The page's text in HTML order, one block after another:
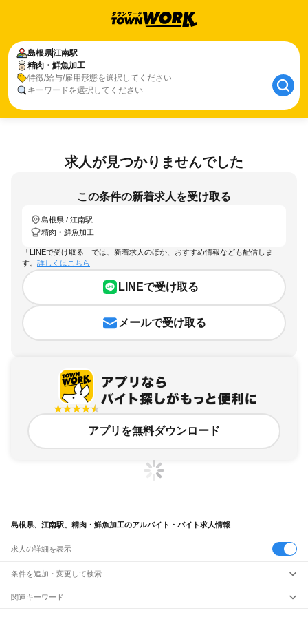
島根県江南駅
精肉・鮮魚加工
特徴/給与/雇用形態を選択してください
キーワードを選択してください
求人が見つかりませんでした
この条件の新着求人を受け取る
島根県 / 江南駅
精肉・鮮魚加工
「LINEで受け取る」では、新着求人のほか、おすすめ情報なども配信しま
す。 詳しくはこちら
LINEで受け取る
メールで受け取る
アプリを無料ダウンロード
島根県、江南駅、精肉・鮮魚加工のアルバイト・バイト求人情報
求人の詳細を表示
条件を追加・変更して検索
市区町村を追加・変更
関連キーワード